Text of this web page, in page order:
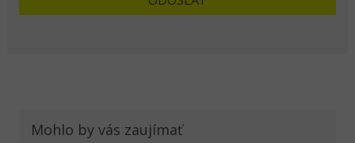
Mohlo by vás zaujímať